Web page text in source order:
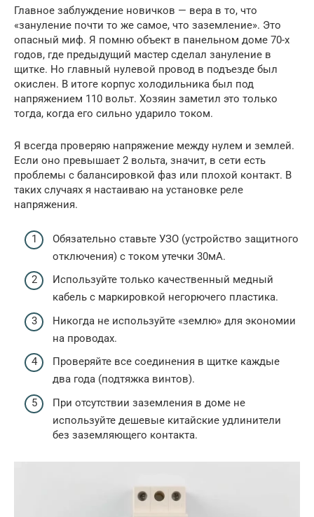
Главное заблуждение новичков — вера в то, что
«зануление почти то же самое, что заземление». Это
опасный миф. Я помню объект в панельном доме 70-х
годов, где предыдущий мастер сделал зануление в
щитке. Но главный нулевой провод в подъезде был
окислен. В итоге корпус холодильника был под
напряжением 110 вольт. Хозяин заметил это только
тогда, когда его сильно ударило током.
Я всегда проверяю напряжение между нулем и землей.
Если оно превышает 2 вольта, значит, в сети есть
проблемы с балансировкой фаз или плохой контакт. В
таких случаях я настаиваю на установке реле
напряжения.
Обязательно ставьте УЗО (устройство защитного
отключения) с током утечки 30мА.
Используйте только качественный медный
кабель с маркировкой негорючего пластика.
Никогда не используйте «землю» для экономии
на проводах.
Проверяйте все соединения в щитке каждые
два года (подтяжка винтов).
При отсутствии заземления в доме не
используйте дешевые китайские удлинители
без заземляющего контакта.